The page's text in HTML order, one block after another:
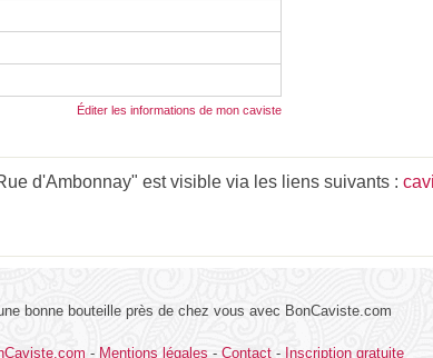
Éditer les informations de mon caviste
d'Ambonnay" est visible via les liens suivants :
bonne bouteille près de chez vous avec BonCaviste.com
- Mentions légales - Contact - Inscription gratuite